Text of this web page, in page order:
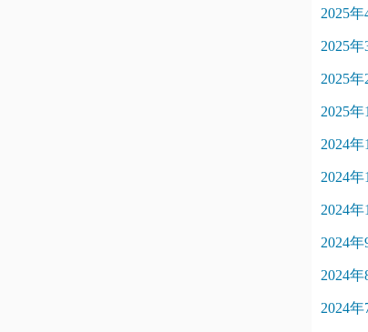
2025年
2025年
2025年
2025年
2024年
2024年
2024年
2024年
2024年
2024年